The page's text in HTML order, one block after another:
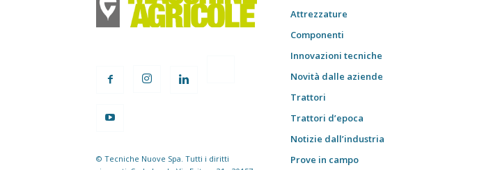
© Tecniche Nuove Spa. Tutti i diritti
Attrezzature
Componenti
Innovazioni tecniche
Novità dalle aziende
Trattori
Trattori d’epoca
Notizie dall’industria
Prove in campo